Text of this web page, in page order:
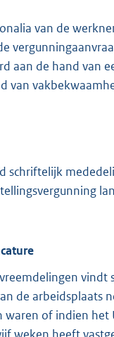
van de
aan de hand van
van
schriftelijk
vindt
de arbeidsplaats
waren of indien